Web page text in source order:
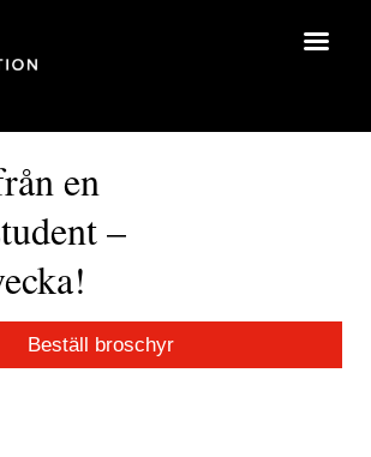
en
–
Beställ broschyr